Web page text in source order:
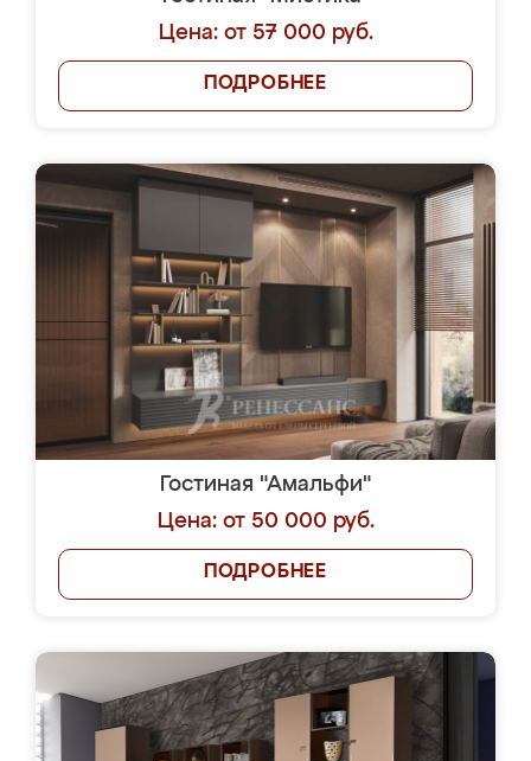
Цена: от 57 000 руб.
ПОДРОБНЕЕ
Гостиная "Амальфи"
Цена: от 50 000 руб.
ПОДРОБНЕЕ